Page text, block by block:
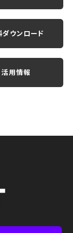
ダウンロード
活用情報